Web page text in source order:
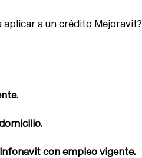
aplicar a un crédito Mejoravit?
con empleo vigente.